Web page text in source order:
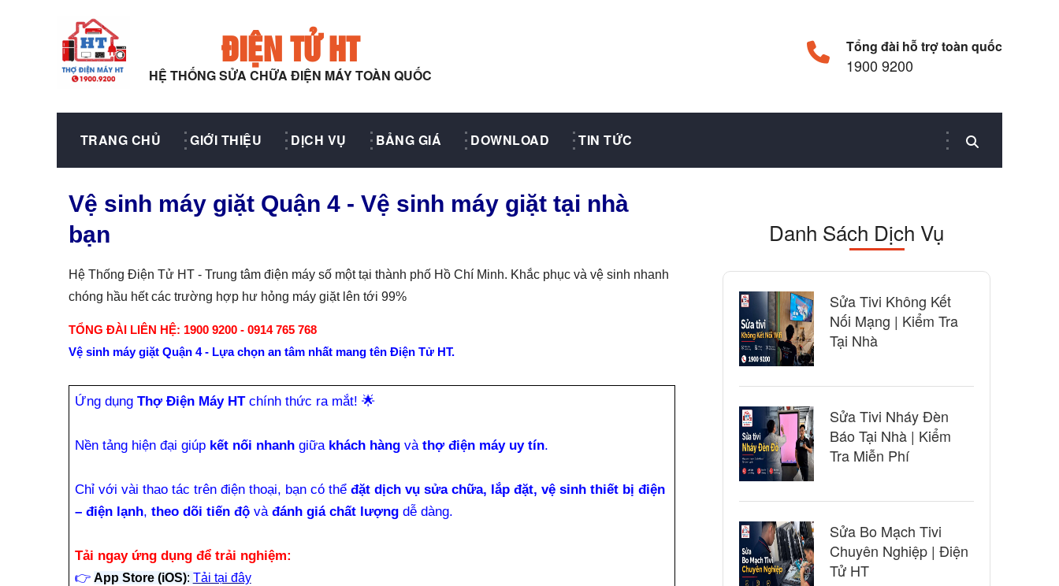
ĐIỆN TỬ HT
HỆ THỐNG SỬA CHỮA ĐIỆN MÁY TOÀN QUỐC
Tổng đài hỗ trợ toàn quốc
1900 9200
TRANG CHỦ GIỚI THIỆU DỊCH VỤ BẢNG GIÁ DOWNLOAD TIN TỨC
Vệ sinh máy giặt Quận 4 - Vệ sinh máy giặt tại nhà
bạn
Hệ Thống Điện Tử HT - Trung tâm điện máy số một tại thành phố Hồ Chí Minh. Khắc phục và vệ sinh nhanh
chóng hầu hết các trường hợp hư hỏng máy giặt lên tới 99%
TỔNG ĐÀI LIÊN HỆ: 1900 9200 - 0914 765 768
Vệ sinh máy giặt Quận 4 - Lựa chọn an tâm nhất mang tên Điện Tử HT.
Ứng dụng Thợ Điện Máy HTchính thức ra mắt! 🌟
Nền tảng hiện đại giúp kết nối nhanhgiữa khách hàngvà thợ điện máy uy tín.
Chỉ với vài thao tác trên điện thoại, bạn có thể đặt dịch vụ sửa chữa, lắp đặt, vệ sinh thiết bị điện
– điện lạnh, theo dõi tiến độvà đánh giá chất lượngdễ dàng.
Tải ngay ứng dụng để trải nghiệm:
👉 App Store (iOS): Tải tại đây
Danh Sách Dịch Vụ
Sửa Tivi Không Kết
Nối Mạng | Kiểm Tra
Tại Nhà
Sửa Tivi Nháy Đèn
Báo Tại Nhà | Kiểm
Tra Miễn Phí
Sửa Bo Mạch Tivi
Chuyên Nghiệp | Điện
Tử HT